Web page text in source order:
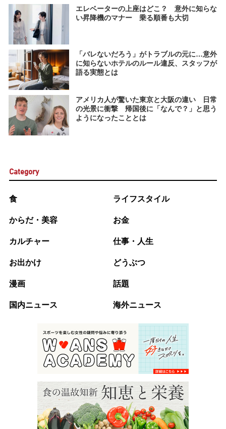
エレベーターの上座はどこ？ 意外に知らな
い昇降機のマナー 乗る順番も大切
「バレないだろう」がトラブルの元に…意外
に知らないホテルのルール違反、スタッフが
語る実態とは
アメリカ人が驚いた東京と大阪の違い 日常
の光景に衝撃 帰国後に「なんで？」と思う
ようになったこととは
Category
食 ライフスタイル
からだ・美容 お金
カルチャー 仕事・人生
お出かけ どうぶつ
漫画 話題
国内ニュース 海外ニュース